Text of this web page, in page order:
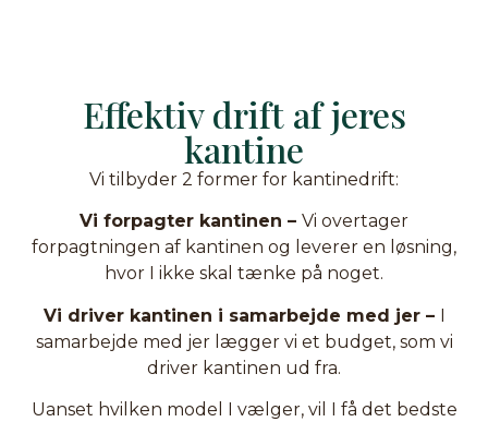
Effektiv drift af jeres
kantine
Vi tilbyder 2 former for kantinedrift:
Vi forpagter kantinen – Vi overtager
forpagtningen af kantinen og leverer en løsning,
hvor I ikke skal tænke på noget.
Vi driver kantinen i samarbejde med jer – I
samarbejde med jer lægger vi et budget, som vi
driver kantinen ud fra.
Uanset hvilken model I vælger, vil I få det bedste